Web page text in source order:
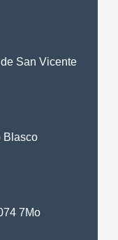
San Vicente
Blasco
7Mo